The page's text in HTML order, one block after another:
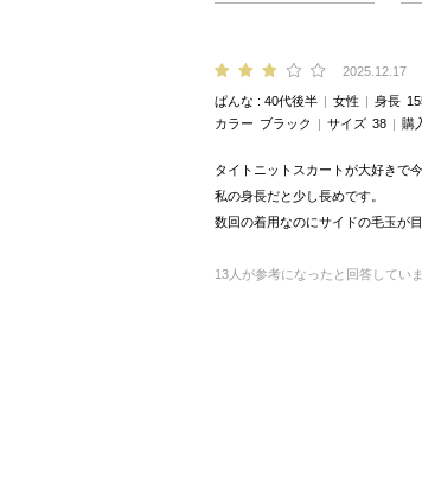
2025.12.17
ぱんな 40代後半 女性 身長
カラー ブラック サイズ 38 購
タイトニットスカートが大好きで
私の身長だと少し長めです。
数回の着用なのにサイドの毛玉が
13 人が参考になったと回答してい